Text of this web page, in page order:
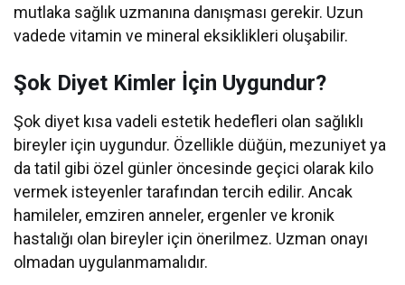
mutlaka sağlık uzmanına danışması gerekir. Uzun
vadede vitamin ve mineral eksiklikleri oluşabilir.
Şok Diyet Kimler İçin Uygundur?
Şok diyet kısa vadeli estetik hedefleri olan sağlıklı
bireyler için uygundur. Özellikle düğün, mezuniyet ya
da tatil gibi özel günler öncesinde geçici olarak kilo
vermek isteyenler tarafından tercih edilir. Ancak
hamileler, emziren anneler, ergenler ve kronik
hastalığı olan bireyler için önerilmez. Uzman onayı
olmadan uygulanmamalıdır.